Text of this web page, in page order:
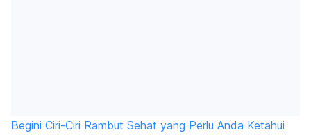
Begini Ciri-Ciri Rambut Sehat yang Perlu Anda Ketahui